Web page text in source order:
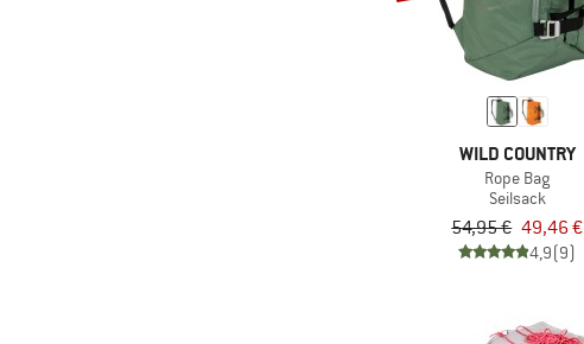
WILD COUNTRY
Rope Bag
Seilsack
54,95 € 49,46 €
4,9(9)